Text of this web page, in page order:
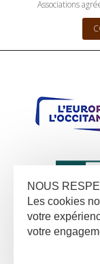
Associations
NOUS
Les cookies
votre
votre